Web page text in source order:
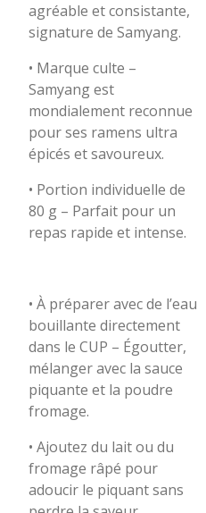
agréable et consistante,
signature de Samyang.
• Marque culte –
Samyang est
mondialement reconnue
pour ses ramens ultra
épicés et savoureux.
• Portion individuelle de
80 g – Parfait pour un
repas rapide et intense.
• À préparer avec de l’eau
bouillante directement
dans le CUP – Égoutter,
mélanger avec la sauce
piquante et la poudre
fromage.
• Ajoutez du lait ou du
fromage râpé pour
adoucir le piquant sans